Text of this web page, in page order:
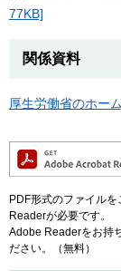
77KB]
関係資料
厚生労働省のホー
PDF形式のファイル
Readerが必要です。
Adobe Readerをお持
ださい。（無料）